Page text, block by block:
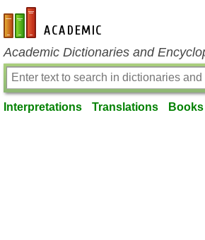
en-academic.com
Academic Dictionaries and
Interpretations Translations Books